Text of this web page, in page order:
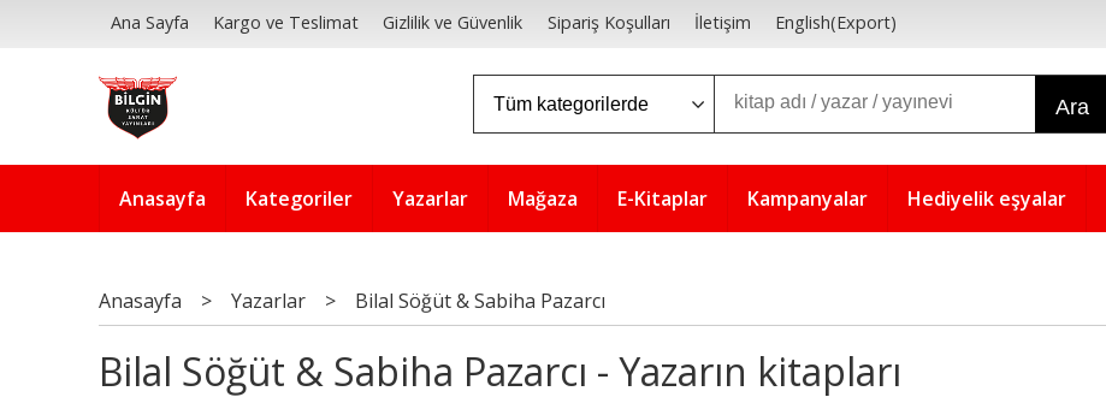
Ana Sayfa Kargo ve Teslimat Gizlilik ve Güvenlik Sipariş Koşulları İletişim English(Export)
Ara
Anasayfa Kategoriler Yazarlar Mağaza E-Kitaplar Kampanyalar Hediyelik eşyalar
Anasayfa > Yazarlar > Bilal Söğüt & Sabiha Pazarcı
Bilal Söğüt & Sabiha Pazarcı - Yazarın kitapları